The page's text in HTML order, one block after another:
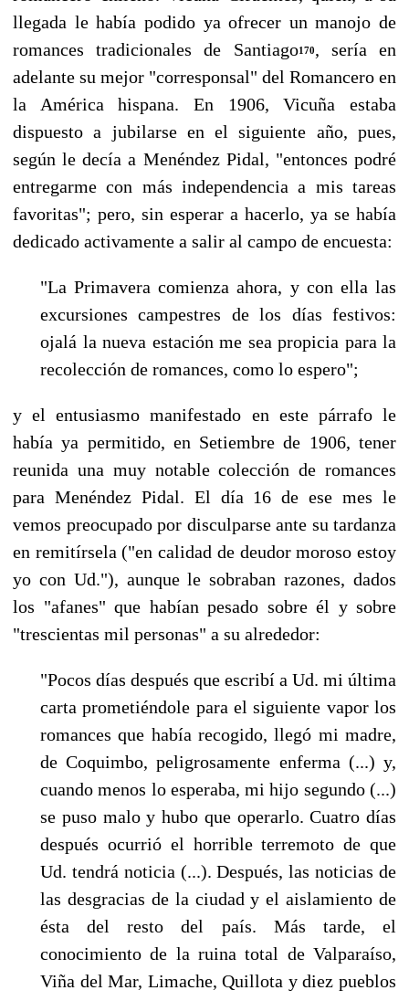
llegada le había podido ya ofrecer un manojo de
romances tradicionales de Santia­go170, sería en
adelante su mejor "corresponsal" del Romancero en
la América hispana. En 1906, Vicuña estaba
dispuesto a jubilarse en el siguiente año, pues,
según le decía a Menéndez Pidal, "entonces podré
entregarme con más independencia a mis tareas
favoritas"; pero, sin esperar a hacerlo, ya se había
dedicado activamente a salir al campo de encuesta:
"La Primavera comienza ahora, y con ella las
excursiones campestres de los días festivos:
ojalá la nueva estación me sea propicia para la
recolección de romances, como lo espero";
y el entusiasmo manifestado en este párrafo le
había ya permitido, en Setiembre de 1906, tener
reunida una muy notable colección de romances
para Menéndez Pidal. El día 16 de ese mes le
vemos preocupado por disculparse ante su tardanza
en remitírsela ("en calidad de deudor mo­roso estoy
yo con Ud."), aunque le sobraban razones, dados
los "afanes" que habían pesado so­bre él y sobre
"trescientas mil personas" a su alrededor:
"Pocos días después que escribí a Ud. mi última
carta prometiéndole para el siguiente va­por los
romances que había recogido, llegó mi madre,
de Coquimbo, peligrosamente enfer­ma (...) y,
cuando menos lo esperaba, mi hijo segundo (...)
se puso malo y hubo que operar­lo. Cuatro días
después ocurrió el horrible terremoto de que
Ud. tendrá noticia (...). Después, las noticias de
las desgracias de la ciudad y el aislamiento de
ésta del resto del país. Más tar­de, el
conocimiento de la ruina total de Valparaíso,
Viña del Mar, Limache, Quillota y diez pueblos